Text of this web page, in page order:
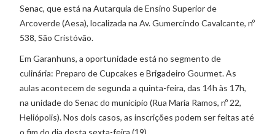
Senac, que está na Autarquia de Ensino Superior de
Arcoverde (Aesa), localizada na Av. Gumercindo Cavalcante, nº
538, São Cristóvão.
Em Garanhuns, a oportunidade está no segmento de
culinária: Preparo de Cupcakes e Brigadeiro Gourmet. As
aulas acontecem de segunda a quinta-feira, das 14h às 17h,
na unidade do Senac do município (Rua Maria Ramos, nº 22,
Heliópolis). Nos dois casos, as inscrições podem ser feitas até